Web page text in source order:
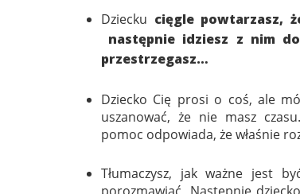
Dziecku cięgle powtarzasz,
następnie idziesz z nim
przestrzegasz…
Dziecko Cię prosi o coś, ale
uszanować, że nie masz
pomoc odpowiada, że właśnie
Tłumaczysz, jak ważne jest